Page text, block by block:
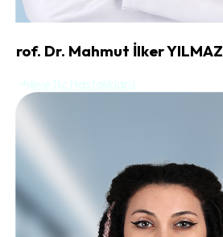
Prof. Dr. Mahmut İlker YILMAZ
Dahiliye (İç Hastalıkları)